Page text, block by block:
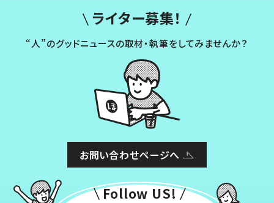
ライター募集！
“人”のグッドニュースの取材・執筆をしてみませんか？
お問い合わせページへ
Follow US!